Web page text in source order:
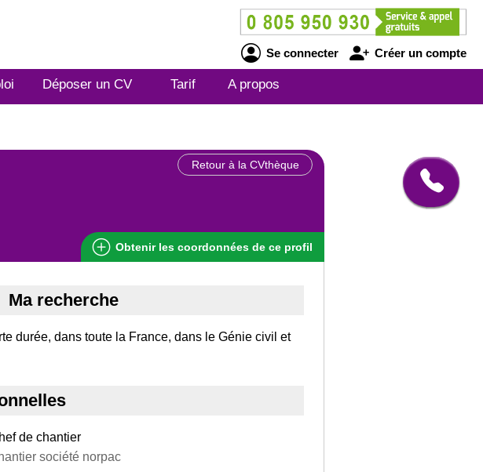
Se connecter Créer un compte
Déposer un CV Tarif A propos
Retour à la CVthèque
Obtenir les coordonnées de ce profil
Ma recherche
durée, dans toute la France, dans le Génie civil et
de chantier
société norpac